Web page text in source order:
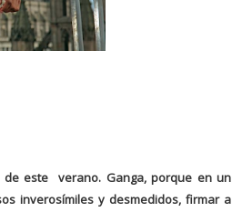
de este verano. Ganga, porque en un
inverosímiles y desmedidos, firmar a